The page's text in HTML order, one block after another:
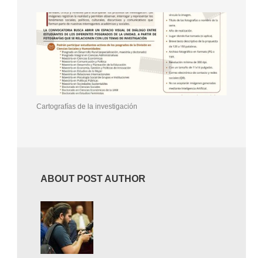
Cartografías de la investigación
ABOUT POST AUTHOR